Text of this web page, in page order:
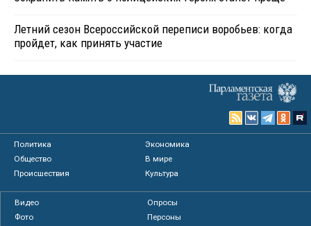
Летний сезон Всероссийской переписи воробьев: когда
пройдет, как принять участие
Политика
Экономика
Общество
В мире
Происшествия
Культура
Видео
Опросы
Фото
Персоны